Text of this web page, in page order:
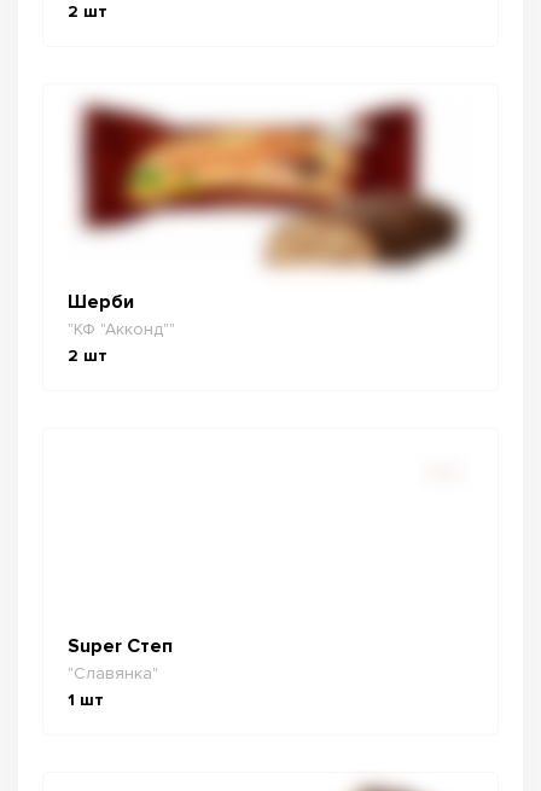
2 шт
Шерби
"КФ "Акконд""
2 шт
Super Степ
"Славянка"
1 шт